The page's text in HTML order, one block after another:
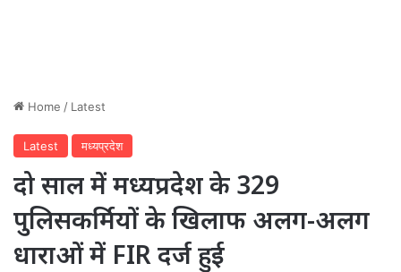
Home / Latest
Latest मध्यप्रदेश
दो साल में मध्यप्रदेश के 329
पुलिसकर्मियों के खिलाफ अलग-अलग
धाराओं में FIR दर्ज हुई